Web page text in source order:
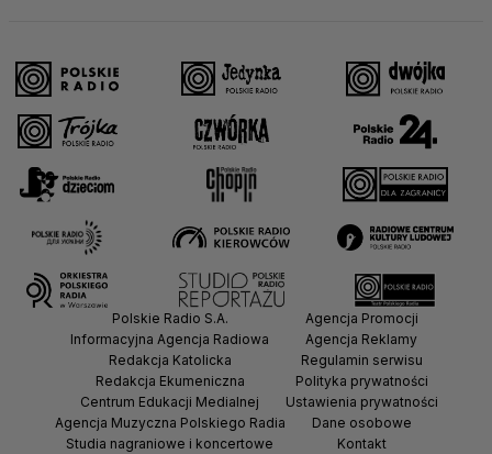
Polskie Radio S.A.
Informacyjna Agencja Radiowa
Redakcja Katolicka
Redakcja Ekumeniczna
Centrum Edukacji Medialnej
Agencja Muzyczna Polskiego Radia
Studia nagraniowe i koncertowe
Agencja Promocji
Agencja Reklamy
Regulamin serwisu
Polityka prywatności
Ustawienia prywatności
Dane osobowe
Kontakt